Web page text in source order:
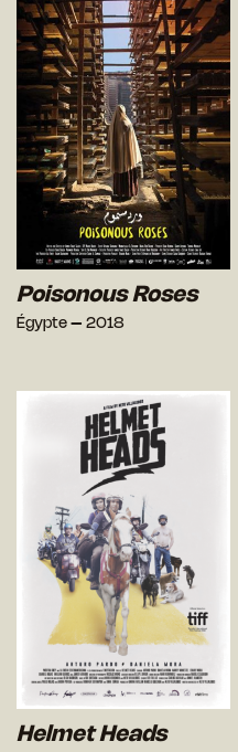
Poisonous Roses
Égypte – 2018
Helmet Heads